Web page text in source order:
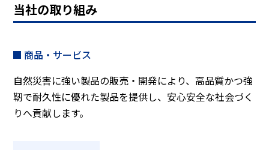
当社の取り組み
商品・サービス
自然災害に強い製品の販売・開発により、高品質かつ強
靭で耐久性に優れた製品を提供し、安心安全な社会づく
りへ貢献します。